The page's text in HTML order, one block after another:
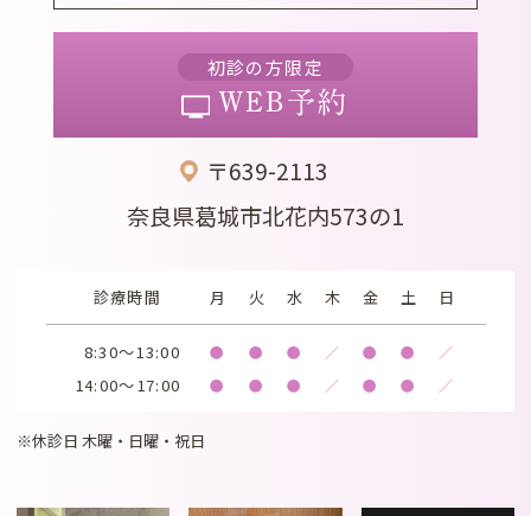
初診の方限定
WEB予約
〒639-2113
奈良県葛城市北花内573の1
診療時間 月 火 水 木 金 土 日
8:30～13:00 ● ● ● ／ ● ● ／
14:00～17:00 ● ● ● ／ ● ● ／
※休診日 木曜・日曜・祝日